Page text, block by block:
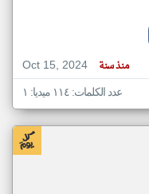
Oct 15, 2024
منذ سنة
عدد الكلمات: ١١٤ ميديا: ١